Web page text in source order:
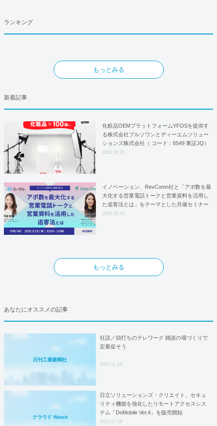
ランキング
もっとみる
新着記事
化粧品OEMプラットフォームYFOSを提供す
る株式会社プルソワンとディーエムソリュー
ションズ株式会社（ コード：6549 東証JQ）
はYFOSにおけるロジスティクスパートナー
2022.03.16
イノベーション、RevComn社と「アポ数を最
大化する営業電話トークと営業資料を活用し
た追客法とは」をテーマとした共催セミナー
を開催！
2022.03.16
もっとみる
あなたにオススメの記事
日刊工業新聞社
社説／頭打ちのテレワーク 雑談の場づくりで
定着促そう
2022.01.19
クラウド Watch
日立ソリューションズ・クリエイト、セキュ
リティ機能を強化したリモートアクセスシス
テム「DoMobile Ver.4」を販売開始
2021.07.28